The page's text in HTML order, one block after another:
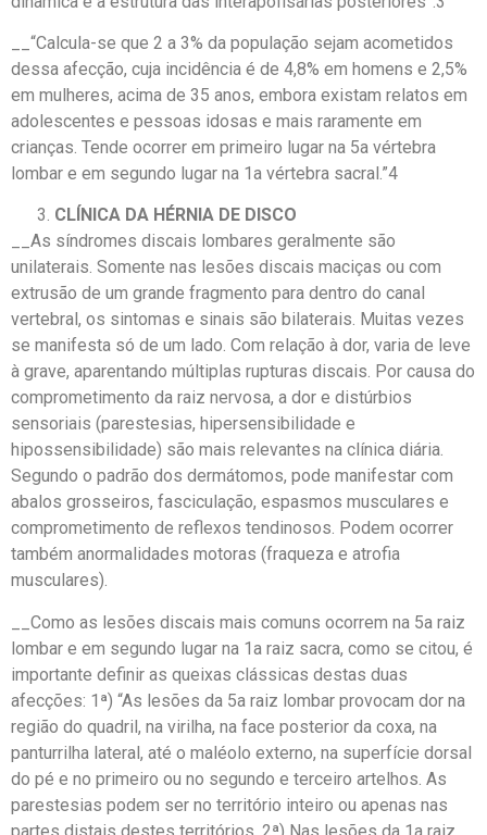
__“Calcula-se que 2 a 3% da população sejam acometidos
dessa afecção, cuja incidência é de 4,8% em homens e 2,5%
em mulheres, acima de 35 anos, embora existam relatos em
adolescentes e pessoas idosas e mais raramente em
crianças. Tende ocorrer em primeiro lugar na 5a vértebra
lombar e em segundo lugar na 1a vértebra sacral.”4
CLÍNICA DA HÉRNIA DE DISCO
__As síndromes discais lombares geralmente são
unilaterais. Somente nas lesões discais maciças ou com
extrusão de um grande fragmento para dentro do canal
vertebral, os sintomas e sinais são bilaterais. Muitas vezes
se manifesta só de um lado. Com relação à dor, varia de leve
à grave, aparentando múltiplas rupturas discais. Por causa do
comprometimento da raiz nervosa, a dor e distúrbios
sensoriais (parestesias, hipersensibilidade e
hipossensibilidade) são mais relevantes na clínica diária.
Segundo o padrão dos dermátomos, pode manifestar com
abalos grosseiros, fasciculação, espasmos musculares e
comprometimento de reflexos tendinosos. Podem ocorrer
também anormalidades motoras (fraqueza e atrofia
musculares).
__Como as lesões discais mais comuns ocorrem na 5a raiz
lombar e em segundo lugar na 1a raiz sacra, como se citou, é
importante definir as queixas clássicas destas duas
afecções: 1ª) “As lesões da 5a raiz lombar provocam dor na
região do quadril, na virilha, na face posterior da coxa, na
panturrilha lateral, até o maléolo externo, na superfície dorsal
do pé e no primeiro ou no segundo e terceiro artelhos. As
parestesias podem ser no território inteiro ou apenas nas